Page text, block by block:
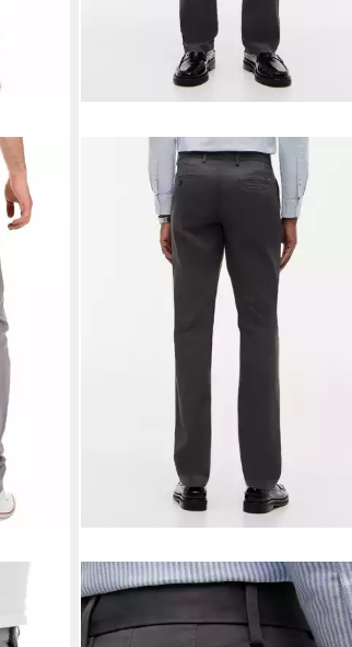
TOMMY HILFIGER
Chinohose Chino Denton 1985 PIMA
CO Straight Fit